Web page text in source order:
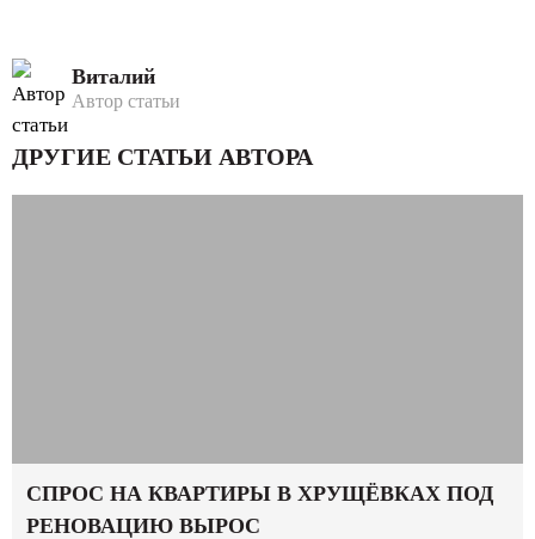
Виталий
Автор статьи
ДРУГИЕ СТАТЬИ АВТОРА
СПРОС НА КВАРТИРЫ В ХРУЩЁВКАХ ПОД
РЕНОВАЦИЮ ВЫРОС